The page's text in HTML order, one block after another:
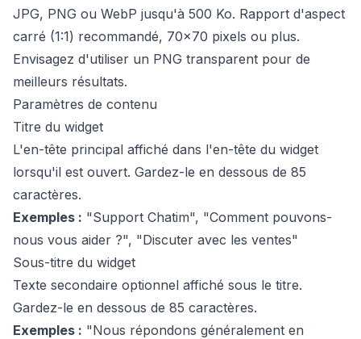
JPG, PNG ou WebP jusqu'à 500 Ko. Rapport d'aspect
carré (1:1) recommandé, 70x70 pixels ou plus.
Envisagez d'utiliser un PNG transparent pour de
meilleurs résultats.
Paramètres de contenu
Titre du widget
L'en-tête principal affiché dans l'en-tête du widget
lorsqu'il est ouvert. Gardez-le en dessous de 85
caractères.
Exemples : "Support Chatim", "Comment pouvons-
nous vous aider ?", "Discuter avec les ventes"
Sous-titre du widget
Texte secondaire optionnel affiché sous le titre.
Gardez-le en dessous de 85 caractères.
Exemples : "Nous répondons généralement en